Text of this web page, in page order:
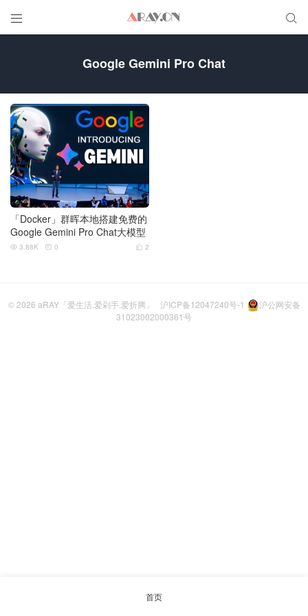
 
Google Gemini Pro Chat
「Docker」群晖本地搭建免费的
Google Gemini Pro Chat大模型
 2
 3.88K  0
© 2026 aRAY「爱生活.爱剁手.爱折腾」 沪ICP备12047240号-1
沪公网安备
31023002000361号
首页